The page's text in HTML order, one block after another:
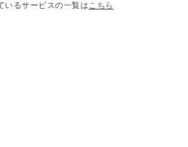
いるサービスの一覧はこちら